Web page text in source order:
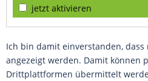
jetzt aktivieren
Ich bin damit einverstanden,
angezeigt werden. Damit können
Drittplattformen übermittelt